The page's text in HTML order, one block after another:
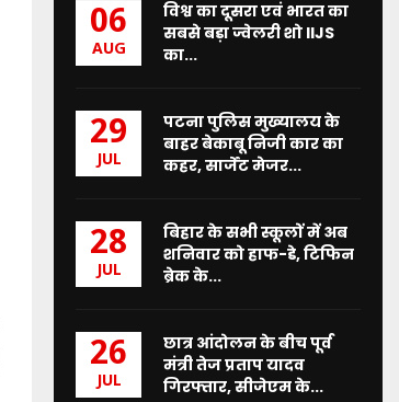
06
AUG
विश्व का दूसरा एवं भारत का
सबसे बड़ा ज्वेलरी शो IIJS
का...
29
JUL
पटना पुलिस मुख्यालय के
बाहर बेकाबू निजी कार का
कहर, सार्जेंट मेजर...
28
JUL
बिहार के सभी स्कूलों में अब
शनिवार को हाफ-डे, टिफिन
ब्रेक के...
26
JUL
छात्र आंदोलन के बीच पूर्व
मंत्री तेज प्रताप यादव
गिरफ्तार, सीजेएम के...